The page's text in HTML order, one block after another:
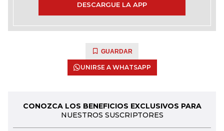
DESCARGUE LA APP
GUARDAR
UNIRSE A WHATSAPP
CONOZCA LOS BENEFICIOS EXCLUSIVOS PARA
NUESTROS SUSCRIPTORES